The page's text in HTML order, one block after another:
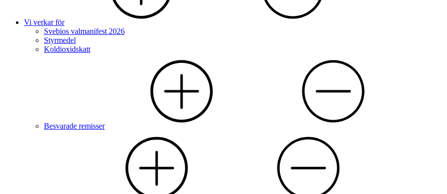
Vi verkar för
Svebios valmanifest 2026
Styrmedel
Koldioxidskatt
Besvarade remisser